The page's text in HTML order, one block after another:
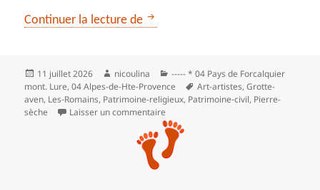
Continuer la lecture de *** Le dernier refuge de saint
Publié
le
11 juillet 2026 Auteur
nicoulina Catégories
----- * 04 Pays de Forcalquier
mont. Lure,04 Alpes-de-Hte-Provence Mots-
clés
Art-artistes,Grotte-
aven, Les‑Romains, Patrimoine-religieux, Patrimoine‑civil, Pierre-
sèche
Laisser un commentairesur *** Le dernier refuge de saint